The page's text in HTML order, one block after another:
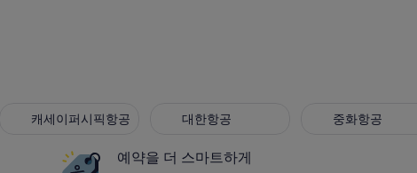
캐세이퍼시픽항공
캐세이퍼시픽항공 대한항공
대한항공 중화항공
중화항공
예약을 더 스마트하게